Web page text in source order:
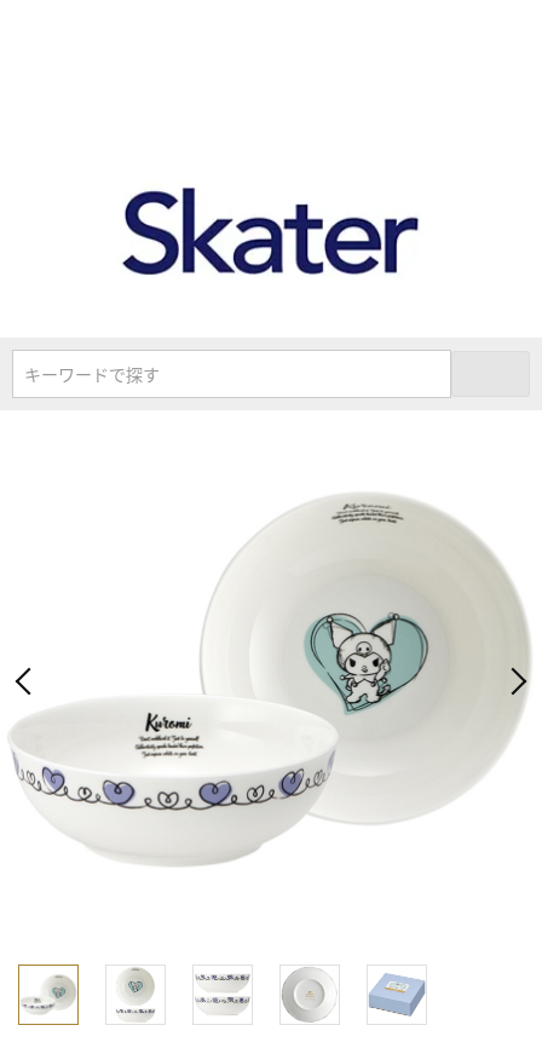
キーワードで探す